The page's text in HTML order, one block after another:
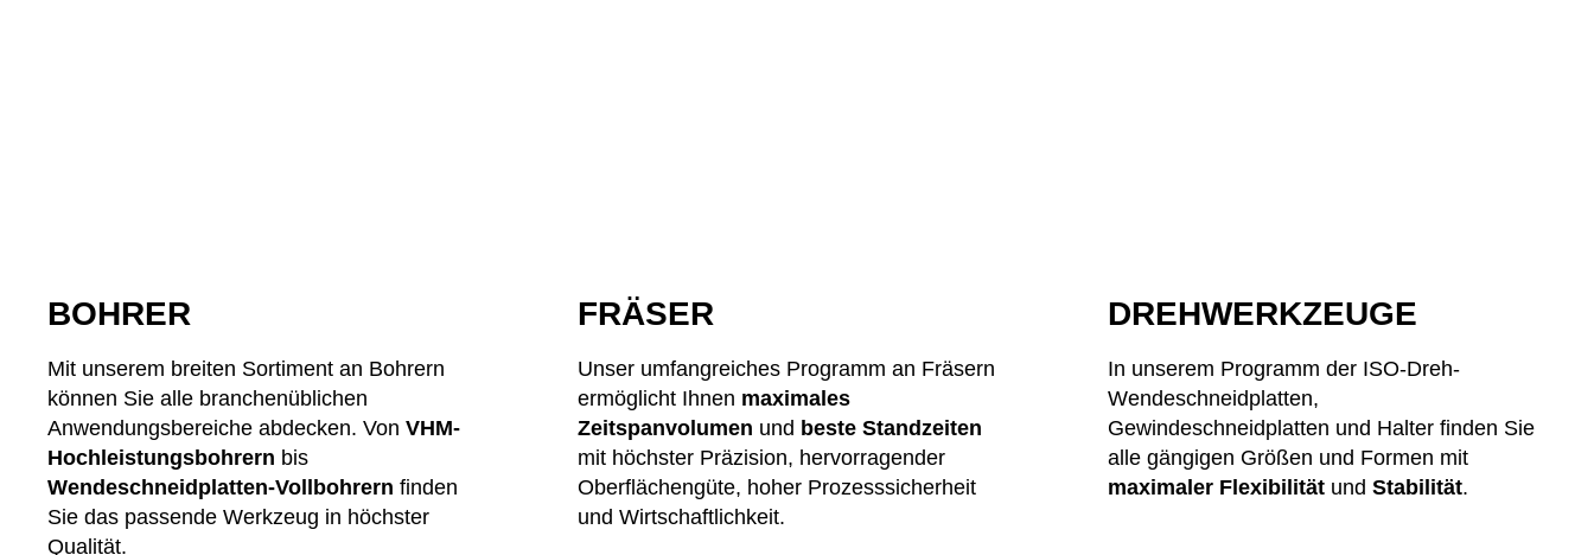
BOHRER
Mit unserem breiten Sortiment an Bohrern
können Sie alle branchenüblichen
Anwendungsbereiche abdecken. VonVHM-
Hochleistungsbohrern bis
Wendeschneidplatten-Vollbohrern finden
Sie das passende Werkzeug in höchster
Qualität.
FRÄSER
Unser umfangreiches Programm an Fräsern
ermöglicht Ihnen maximales
Zeitspanvolumen und beste Standzeiten
mit höchster Präzision, hervorragender
Oberflächengüte, hoher Prozesssicherheit
und Wirtschaftlichkeit.
DREHWERKZEUGE
In unserem Programm der ISO-Dreh-
Wendeschneidplatten,
Gewindeschneidplatten und Halter finden Sie
alle gängigen Größen und Formen mit
maximaler Flexibilitätund Stabilität.